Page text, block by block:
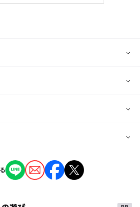
ゃん(乳児･幼児)
感染症が拡大している現状を受け、感
メラマンによる撮影 家族写真